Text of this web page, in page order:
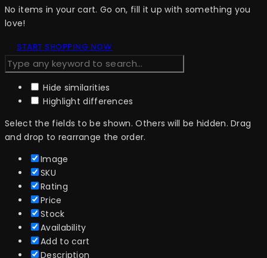
No items in your cart. Go on, fill it up with something you
love!
START SHOPPING NOW
Hide similarities
Highlight differences
Select the fields to be shown. Others will be hidden. Drag
and drop to rearrange the order.
Image
SKU
Rating
Price
Stock
Availability
Add to cart
Description